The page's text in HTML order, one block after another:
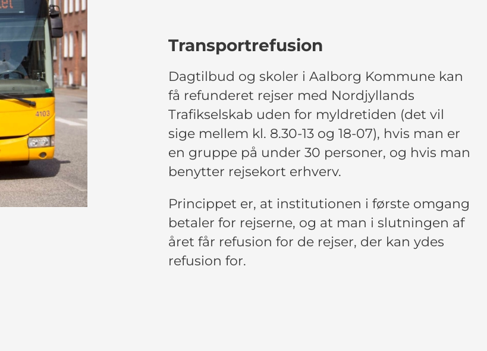
Transportrefusion
Dagtilbud og skoler i Aalborg Kommune kan
få refunderet rejser med Nordjyllands
Trafikselskab uden for myldretiden (det vil
sige mellem kl. 8.30-13 og 18-07), hvis man er
en gruppe på under 30 personer, og hvis man
benytter rejsekort erhverv.
Princippet er, at institutionen i første omgang
betaler for rejserne, og at man i slutningen af
året får refusion for de rejser, der kan ydes
refusion for.